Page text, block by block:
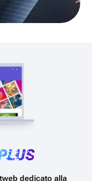
dedicato alla